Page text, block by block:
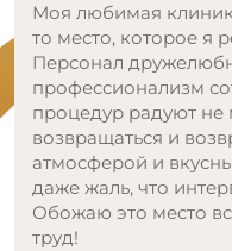
Очень классное
Долго искала и
процедуру,
знакомая, после ее
выбор был очевиден!
доволна, удобно
красивая и
приятные. Сама
безболезненно и
процедуру